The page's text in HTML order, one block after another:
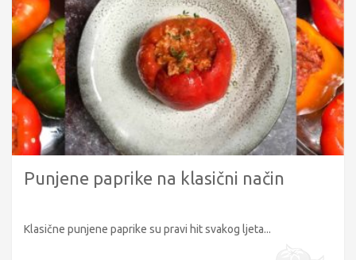
Punjene paprike na klasični način
Klasične punjene paprike su pravi hit svakog ljeta...